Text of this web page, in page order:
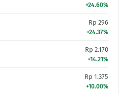
+24.60%
Rp 296
+24.37%
Rp 2.170
+14.21%
Rp 1.375
+10.00%